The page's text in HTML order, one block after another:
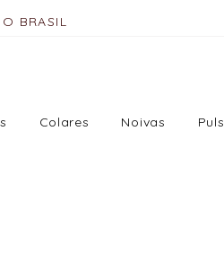
BRASIL
Colares Noivas